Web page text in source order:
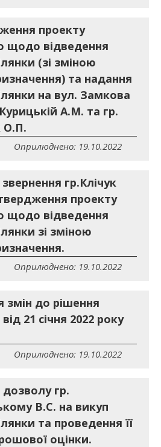
проекту
щодо відведення
(зі зміною
та надання
на вул. Замкова
А.М. та гр.
О.П.
Оприлюднено: 19.10.2022
гр.Клічук
проекту
щодо відведення
зі зміною
Оприлюднено: 19.10.2022
змін до рішення
21 січня 2022 року
Оприлюднено: 19.10.2022
гр.
В.С. на викуп
та проведення її
оцінки.